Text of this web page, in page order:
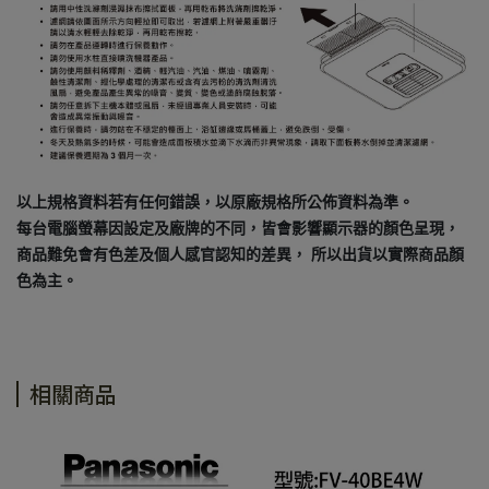
以上規格資料若有任何錯誤，以原廠規格所公佈資料為準。
每台電腦螢幕因設定及廠牌的不同，皆會影響顯示器的顏色呈現，
商品難免會有色差及個人感官認知的差異， 所以出貨以實際商品顏
色為主。
相關商品